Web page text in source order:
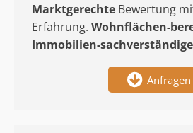
Marktgerechte Bewertung
Erfahrung. Wohnflächen-
Immobilien-
Anfragen